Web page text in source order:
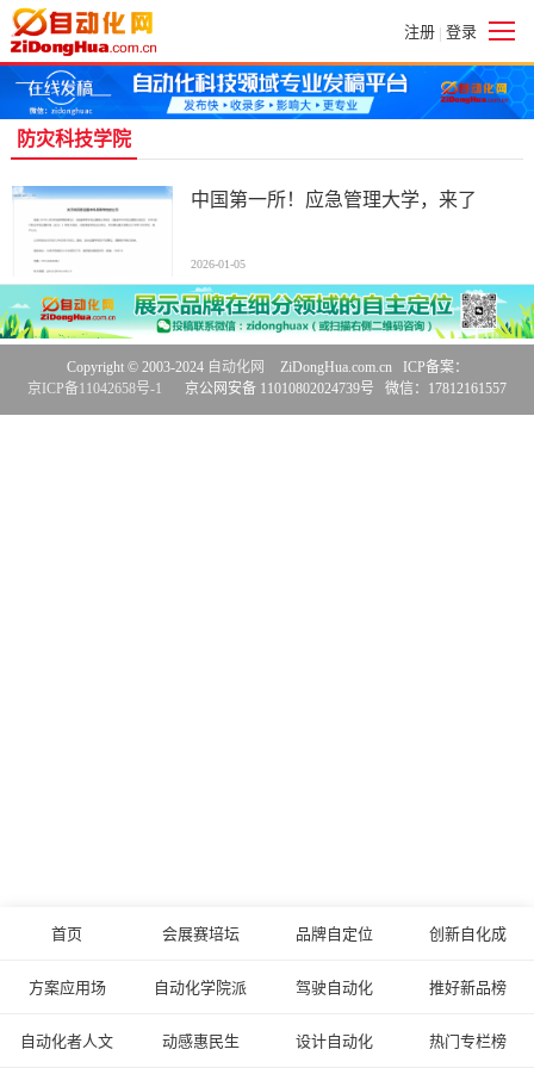
注册 | 登录
防灾科技学院
中国第一所！应急管理大学，来了
2026-01-05
首页 会展赛培坛 品牌自定位 创新自化成
方案应用场 自动化学院派 驾驶自动化 推好新品榜
自动化者人文 动感惠民生 设计自动化 热门专栏榜
Copyright © 2003-2024 自动化网
ZiDongHua.com.cn ICP备案：
京ICP备11042658号-1
京公网安备 11010802024739号 微信：17812161557